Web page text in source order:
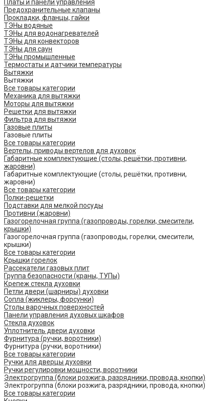
Платы и панели управления
Предохранительные клапаны
Прокладки, фланцы, гайки
ТЭНы водяные
ТЭНы для водонагревателей
ТЭНы для конвекторов
ТЭНы для саун
ТЭНы промышленные
Термостаты и датчики температуры
Вытяжки
Вытяжки
Все товары категории
Механика для вытяжки
Моторы для вытяжки
Решетки для вытяжки
Фильтра для вытяжки
Газовые плиты
Газовые плиты
Все товары категории
Вертелы, приводы вертелов для духовок
Габаритные комплектующие (столы, решётки, противни,
жаровни)
Габаритные комплектующие (столы, решётки, противни,
жаровни)
Все товары категории
Полки-решетки
Подставки для мелкой посуды
Противни (жаровни)
Газогорелочная группа (газопроводы, горелки, смесители,
крышки)
Газогорелочная группа (газопроводы, горелки, смесители,
крышки)
Все товары категории
Крышки горелок
Рассекатели газовых плит
Группа безопасности (краны, ТУПы)
Крепеж стекла духовки
Петли двери (шарниры) духовки
Сопла (жиклеры, форсунки)
Столы варочных поверхностей
Панели управления духовых шкафов
Стекла духовок
Уплотнитель двери духовки
Фурнитура (ручки, воротники)
Фурнитура (ручки, воротники)
Все товары категории
Ручки для дверцы духовки
Ручки регулировки мощности, воротники
Электрогруппа (блоки розжига, разрядники, провода, кнопки)
Электрогруппа (блоки розжига, разрядники, провода, кнопки)
Все товары категории